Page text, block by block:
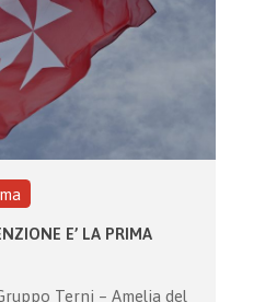
E’ LA PRIMA
Terni – Amelia del